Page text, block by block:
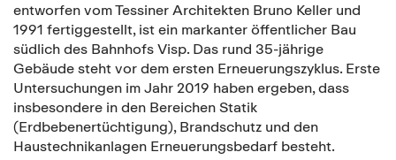
entworfen vom Tessiner Architekten Bruno Keller und
1991 fertiggestellt, ist ein markanter öffentlicher Bau
südlich des Bahnhofs Visp. Das rund 35‐jährige
Gebäude steht vor dem ersten Erneuerungszyklus. Erste
Untersuchungen im Jahr 2019 haben ergeben, dass
insbesondere in den Bereichen Statik
(Erdbebenertüchtigung), Brandschutz und den
Haustechnikanlagen Erneuerungsbedarf besteht.